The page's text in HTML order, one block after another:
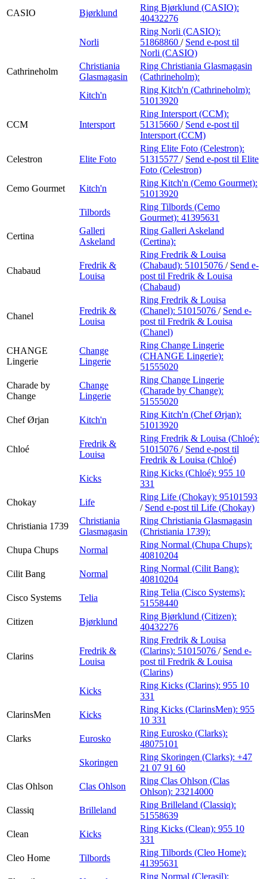
CASIO
Bjørklund
Ring Bjørklund (CASIO):
40432276
Norli
Ring Norli (CASIO):
51868860 / Send e-post til
Norli (CASIO)
Cathrineholm
Christiania
Glasmagasin
Ring Christiania Glasmagasin
(Cathrineholm):
Kitch'n
Ring Kitch'n (Cathrineholm):
51013920
CCM Intersport
Ring Intersport (CCM):
51315660 / Send e-post til
Intersport (CCM)
Celestron Elite Foto
Ring Elite Foto (Celestron):
51315577 / Send e-post til Elite
Foto (Celestron)
Cemo Gourmet
Kitch'n
Ring Kitch'n (Cemo Gourmet):
51013920
Tilbords
Ring Tilbords (Cemo
Gourmet): 41395631
Certina
Galleri
Askeland
Ring Galleri Askeland
(Certina):
Chabaud
Fredrik &
Louisa
Ring Fredrik & Louisa
(Chabaud): 51015076 / Send e-
post til Fredrik & Louisa
(Chabaud)
Chanel
Fredrik &
Louisa
Ring Fredrik & Louisa
(Chanel): 51015076 / Send e-
post til Fredrik & Louisa
(Chanel)
CHANGE
Lingerie
Change
Lingerie
Ring Change Lingerie
(CHANGE Lingerie):
51555020
Charade by
Change
Change
Lingerie
Ring Change Lingerie
(Charade by Change):
51555020
Chef Ørjan
Kitch'n
Ring Kitch'n (Chef Ørjan):
51013920
Chloé
Fredrik &
Louisa
Ring Fredrik & Louisa (Chloé):
51015076 / Send e-post til
Fredrik & Louisa (Chloé)
Kicks
Ring Kicks (Chloé): 955 10
331
Chokay
Life
Ring Life (Chokay): 95101593
/ Send e-post til Life (Chokay)
Christiania 1739
Christiania
Glasmagasin
Ring Christiania Glasmagasin
(Christiania 1739):
Chupa Chups
Normal
Ring Normal (Chupa Chups):
40810204
Cilit Bang
Normal
Ring Normal (Cilit Bang):
40810204
Cisco Systems
Telia
Ring Telia (Cisco Systems):
51558440
Citizen
Bjørklund
Ring Bjørklund (Citizen):
40432276
Clarins
Fredrik &
Louisa
Ring Fredrik & Louisa
(Clarins): 51015076 / Send e-
post til Fredrik & Louisa
(Clarins)
Kicks
Ring Kicks (Clarins): 955 10
331
ClarinsMen
Kicks
Ring Kicks (ClarinsMen): 955
10 331
Clarks
Eurosko
Ring Eurosko (Clarks):
48075101
Skoringen
Ring Skoringen (Clarks): +47
21 07 91 60
Clas Ohlson
Clas Ohlson
Ring Clas Ohlson (Clas
Ohlson): 23214000
Classiq
Brilleland
Ring Brilleland (Classiq):
51558639
Clean
Kicks
Ring Kicks (Clean): 955 10
331
Cleo Home
Tilbords
Ring Tilbords (Cleo Home):
41395631
Ring Normal (Clerasil):